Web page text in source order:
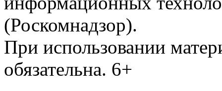
(Роскомнадзор).
При использовании
обязательна. 6+